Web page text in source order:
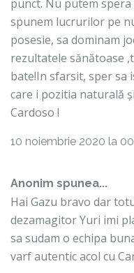
punct. Nu putem
spunem lucrurilor pe
posesie, sa dominam
rezultatele sănătoase
bate!In sfarsit, sper sa
care i pozitia naturală
Cardoso !
10 noiembrie 2020 la
Anonim spunea...
Hai Gazu bravo dar
dezamagitor Yuri imi
sa sudam o echipa
varf autentic acol cu